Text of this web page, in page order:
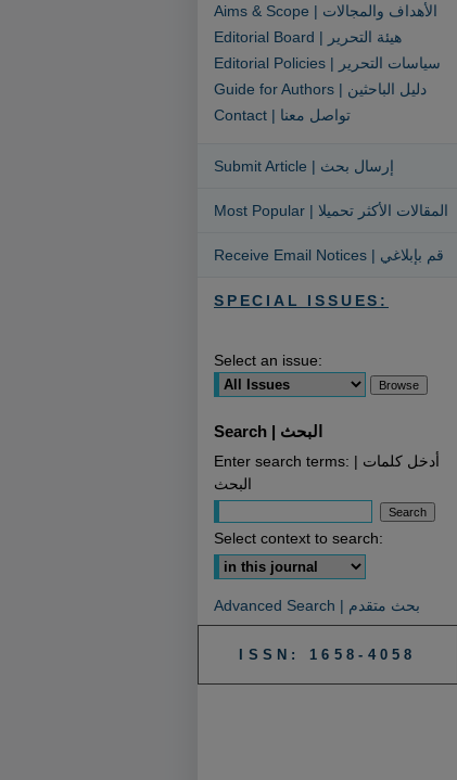
Aims & Scope | الأهداف والمجالات
Editorial Board | هيئة التحرير
Editorial Policies | سياسات التحرير
Guide for Authors | دليل الباحثين
Contact | تواصل معنا
Submit Article | إرسال بحث
Most Popular | المقالات الأكثر تحميلا
Receive Email Notices | قم بإبلاغي
SPECIAL ISSUES:
Select an issue:
Search | البحث
Enter search terms: | أدخل كلمات
البحث
Select context to search:
Advanced Search | بحث متقدم
ISSN: 1658-4058